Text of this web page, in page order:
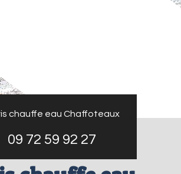
chauffe eau Chaffoteaux
09 72 59 92 27